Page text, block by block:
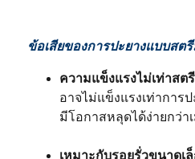
ข้อเสียของการปะยางแบบสตรี
ความแข็งแรงไม่เท่าสต
อาจไม่แข็งแรงเท่าการ
มีโอกาสหลุดได้ง่ายกว่า
เหมาะกับรอยรั่วขนาดเ